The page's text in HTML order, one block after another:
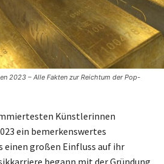
2023 – Alle Fakten zur Reichtum der Pop-
Künstlerinnen
ein bemerkenswertes
einen großen Einfluss auf ihr
begann mit der Gründung